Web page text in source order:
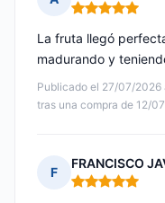
Nota: 5 de 5
Publicado el 27/07/2026
tras una compra de 12/
La fruta llegó
madurando y
F
FRANCISCO
Nota: 5 de 5